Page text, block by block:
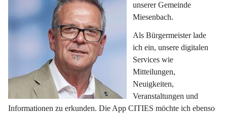
unserer Gemeinde
Miesenbach.
Als Bürgermeister lade
ich ein, unsere digitalen
Services wie
Mitteilungen,
Neuigkeiten,
Veranstaltungen und
Informationen zu erkunden. Die App CITIES möchte ich ebenso